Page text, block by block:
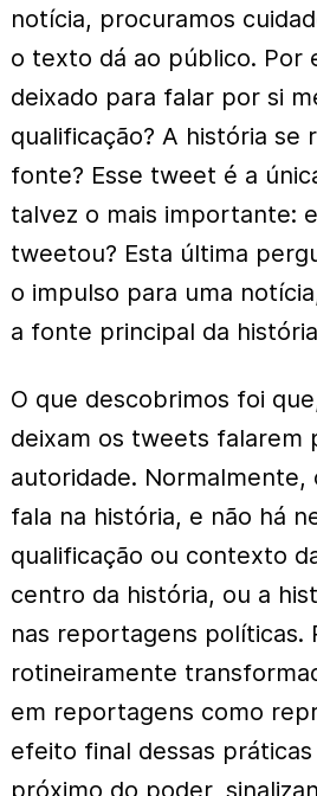
notícia, procuramos
o texto dá ao público. Por
deixado para falar por si
qualificação? A história
fonte? Esse tweet é a
talvez o mais importante:
tweetou? Esta última
o impulso para uma
a fonte principal da
O que descobrimos foi
deixam os tweets falarem
autoridade.
fala na história, e não há
qualificação ou contexto
centro da história, ou a
nas reportagens políticas.
rotineiramente
em reportagens como
efeito final dessas
próximo do poder,